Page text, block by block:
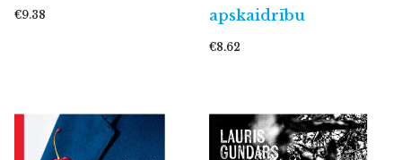
€9.38
apskaidrību
€8.62